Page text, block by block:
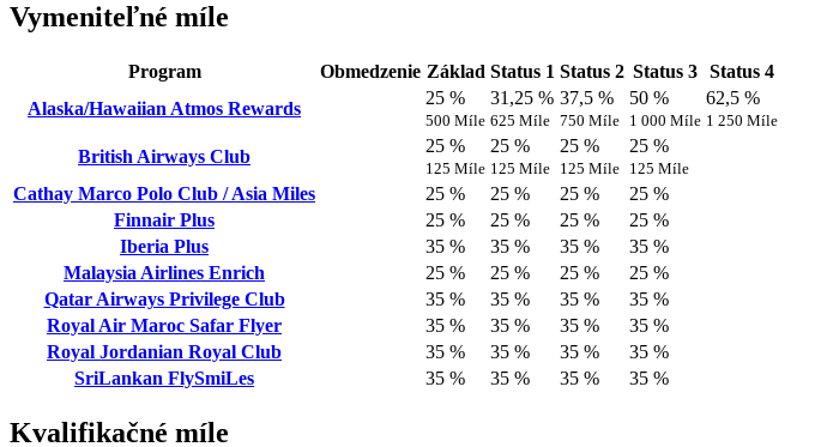
Vymeniteľné míle
Program Obmedzenie Základ Status 1 Status 2 Status 3 Status 4
Alaska/Hawaiian Atmos Rewards
25 %
500 Míle
31,25 %
625 Míle
37,5 %
750 Míle
50 %
1 000 Míle
62,5 %
1 250 Míle
British Airways Club
25 %
125 Míle
25 %
125 Míle
25 %
125 Míle
25 %
125 Míle
Cathay Marco Polo Club / Asia Miles 25 % 25 % 25 %
25 %
Finnair Plus
25 % 25 % 25 %
25 %
Iberia Plus
35 % 35 % 35 %
35 %
Malaysia Airlines Enrich
25 % 25 % 25 %
25 %
Qatar Airways Privilege Club
35 % 35 % 35 %
35 %
Royal Air Maroc Safar Flyer
35 % 35 % 35 %
35 %
Royal Jordanian Royal Club
35 % 35 % 35 %
35 %
SriLankan FlySmiLes
35 % 35 % 35 % 35 %
Kvalifikačné míle